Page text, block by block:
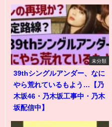
未分類
39thシングルアンダー、なに
やら荒れているもよう…【乃
木坂46・乃木坂工事中・乃木
坂配信中】